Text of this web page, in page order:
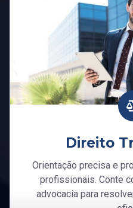
Direito
Orientação precisa e
profissionais. Conte
advocacia para